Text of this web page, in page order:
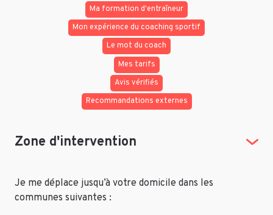
Ma formation d'entraîneur
Mon expérience du coaching sportif
Le mot du coach
Mes tarifs
Avis vérifiés
Recommandations externes
Zone d'intervention
Je me déplace jusqu’à votre domicile dans les
communes suivantes :